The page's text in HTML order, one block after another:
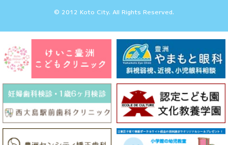
© 2012 Koto City. All Rights Reserved.